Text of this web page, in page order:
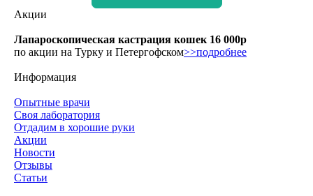
Акции
Лапароскопическая кастрация кошек 16 000р
по акции на Турку и Петергофском>>подробнее
Информация
Опытные врачи
Своя лаборатория
Отдадим в хорошие руки
Акции
Новости
Отзывы
Статьи